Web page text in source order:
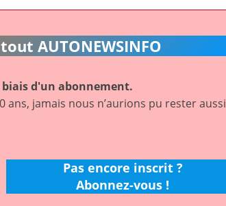
AUTONEWSINFO
d'un abonnement.
jamais nous n’aurions pu rester aussi
Pas encore inscrit ?
Abonnez-vous !